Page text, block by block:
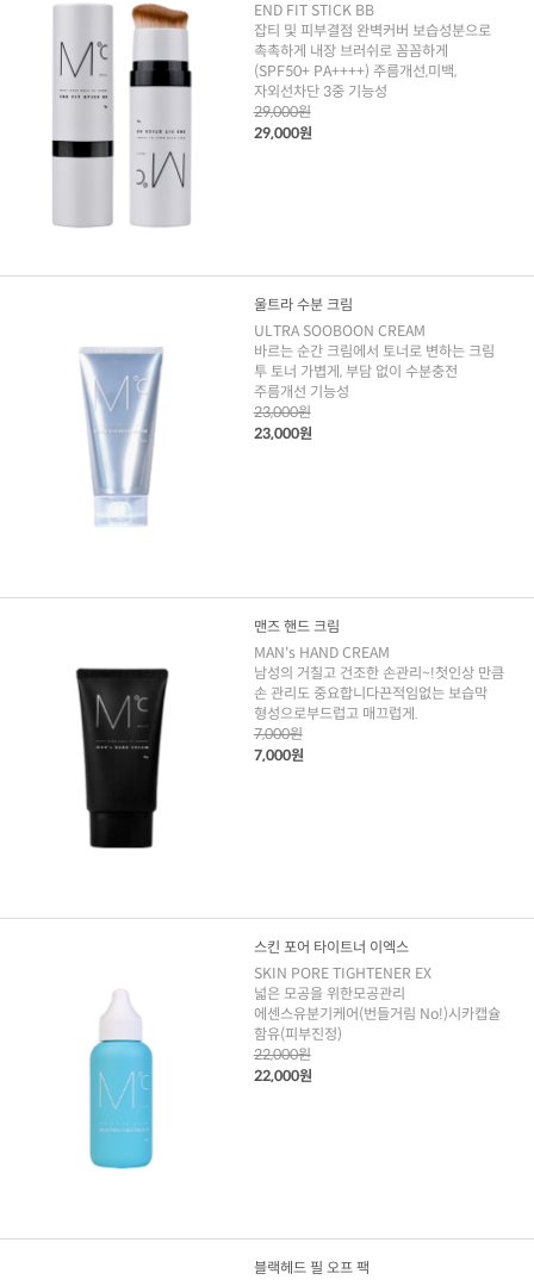
END FIT STICK BB
잡티 및 피부결점 완벽커버 보습성분으로
촉촉하게 내장 브러쉬로 꼼꼼하게
(SPF50+ PA++++) 주름개선,미백,
자외선차단 3중 기능성
29,000원
29,000원
울트라 수분 크림
ULTRA SOOBOON CREAM
바르는 순간 크림에서 토너로 변하는 크림
투 토너 가볍게, 부담 없이 수분충전
주름개선 기능성
23,000원
23,000원
맨즈 핸드 크림
MAN's HAND CREAM
남성의 거칠고 건조한 손관리~!첫인상 만큼
손 관리도 중요합니다끈적임없는 보습막
형성으로부드럽고 매끄럽게.
7,000원
7,000원
스킨 포어 타이트너 이엑스
SKIN PORE TIGHTENER EX
넓은 모공을 위한모공관리
에센스유분기케어(번들거림 No!)시카캡슐
함유(피부진정)
22,000원
22,000원
블랙헤드 필 오프 팩